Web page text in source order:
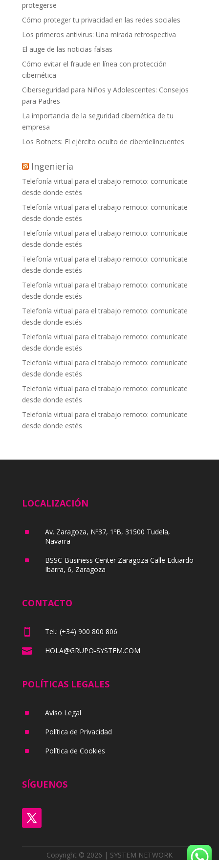
protegerse
Cómo proteger tu privacidad en las redes sociales
Los primeros antivirus: Una mirada retrospectiva
El auge de las noticias falsas
Cómo evitar el fraude en línea con protección
cibernética
Ciberseguridad para Niños y Adolescentes: Consejos
para Padres
La importancia de la seguridad cibernética de tu
empresa
Los Botnets: El ejército oculto de ciberdelincuentes
Ingeniería
Telefonía virtual para el trabajo remoto: comunícate
desde donde estés
Telefonía virtual para el trabajo remoto: comunícate
desde donde estés
Telefonía virtual para el trabajo remoto: comunícate
desde donde estés
Telefonía virtual para el trabajo remoto: comunícate
desde donde estés
Telefonía virtual para el trabajo remoto: comunícate
desde donde estés
Telefonía virtual para el trabajo remoto: comunícate
desde donde estés
Telefonía virtual para el trabajo remoto: comunícate
desde donde estés
Telefonía virtual para el trabajo remoto: comunícate
desde donde estés
Telefonía virtual para el trabajo remoto: comunícate
desde donde estés
Telefonía virtual para el trabajo remoto: comunícate
desde donde estés
LOCALIZACIÓN
^
Av. Zaragoza, Nº37, 1ºB, 31500 Tudela,
Navarra
^
BSSC-Business Center Zaragoza Calle Eduardo
Ibarra, 6, Zaragoza
CONTACTO
 Tel.: (+34) 900 800 806
 HOLA@GRUPO-SYSTEM.COM
POLÍTICAS LEGALES
^ Aviso Legal
^ Política de Privacidad
^ Política de Cookies
SÍGUENOS
Copyright © 2026 | SYSTEM NETWORK